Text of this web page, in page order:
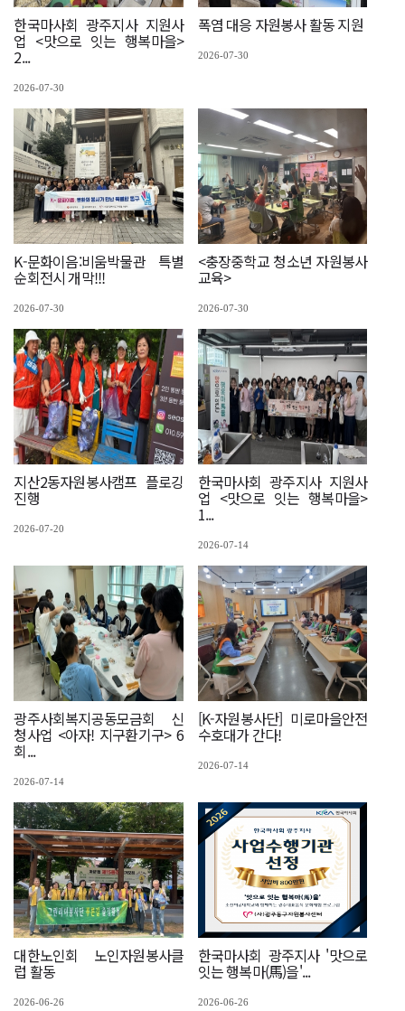
한국마사회 광주지사 지원사
업 <맛으로 잇는 행복마을>
2...
2026-07-30
폭염 대응 자원봉사 활동 지원
2026-07-30
K-문화이음:비움박물관 특별
순회전시 개막!!!
2026-07-30
<충장중학교 청소년 자원봉사
교육>
2026-07-30
지산2동자원봉사캠프 플로깅
진행
2026-07-20
한국마사회 광주지사 지원사
업 <맛으로 잇는 행복마을>
1...
2026-07-14
광주사회복지공동모금회 신
청사업 <아자! 지구환기구> 6
회...
2026-07-14
[K-자원봉사단] 미로마을안전
수호대가 간다!
2026-07-14
대한노인회 노인자원봉사클
럽 활동
2026-06-26
한국마사회 광주지사 '맛으로
잇는 행복마(馬)을'...
2026-06-26